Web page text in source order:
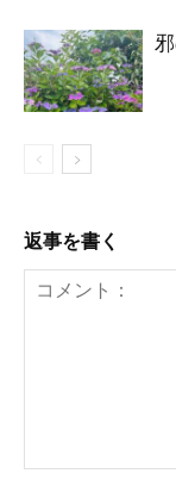
返事を書く